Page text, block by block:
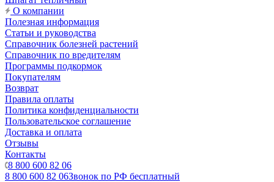
О компании
Полезная информация
Статьи и руководства
Справочник болезней растений
Справочник по вредителям
Программы подкормок
Покупателям
Возврат
Правила оплаты
Политика конфиденциальности
Пользовательское соглашение
Доставка и оплата
Отзывы
Контакты
8 800 600 82 06
8 800 600 82 06Звонок по РФ бесплатный